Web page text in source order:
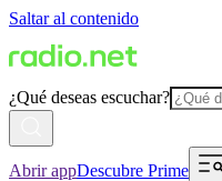
Saltar al contenido
¿Qué deseas escuchar?
Abrir appDescubre Prime